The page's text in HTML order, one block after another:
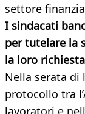
settore
I sindacati
per tutelare la
la loro
Nella serata di
protocollo tra
lavoratori e